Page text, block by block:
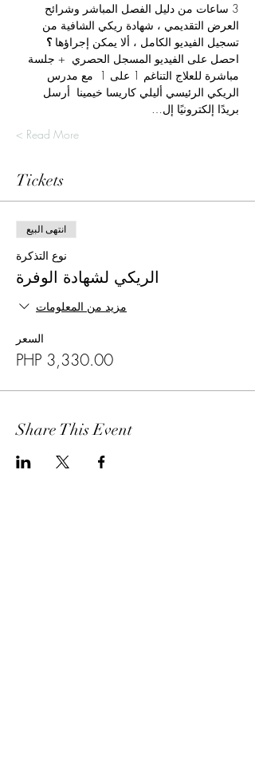
3 ساعات من دليل الفصل المباشر وشرائح
العرض التقديمي ، شهادة ريكي الشافية من
تسجيل الفيديو الكامل ، ألا يمكن إجراؤها ؟
احصل على الفيديو المسجل الحصري  + جلسة
مباشرة للعلاج التناغم 1 على 1  مع مدرس
الريكي الرئيسي أليلي كاريسا خيمينا  أرسل
بريدًا إلكترونيًا إل…
Read More >
Tickets
انتهى البيع
نوع التذكرة
الريكي لشهادة الوفرة
مزيد من المعلومات
السعر
Share This Event